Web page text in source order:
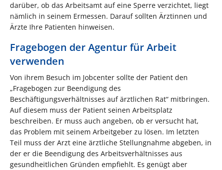
darüber, ob das Arbeitsamt auf eine Sperre verzichtet, liegt
nämlich in seinem Ermessen. Darauf sollten Ärztinnen und
Ärzte Ihre Patienten hinweisen.
Fragebogen der Agentur für Arbeit
verwenden
Von ihrem Besuch im Jobcenter sollte der Patient den
„Fragebogen zur Beendigung des
Beschäftigungsverhältnisses auf ärztlichen Rat“ mitbringen.
Auf diesem muss der Patient seinen Arbeitsplatz
beschreiben. Er muss auch angeben, ob er versucht hat,
das Problem mit seinem Arbeitgeber zu lösen. Im letzten
Teil muss der Arzt eine ärztliche Stellungnahme abgeben, in
der er die Beendigung des Arbeitsverhältnisses aus
gesundheitlichen Gründen empfiehlt. Es genügt aber